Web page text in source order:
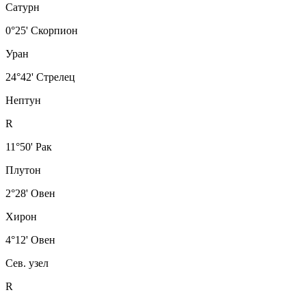
Сатурн
0°25' Скорпион
Уран
24°42' Стрелец
Нептун
R
11°50' Рак
Плутон
2°28' Овен
Хирон
4°12' Овен
Сев. узел
R